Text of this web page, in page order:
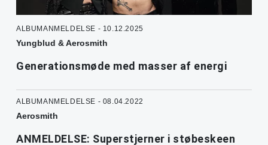
ALBUMANMELDELSE - 10.12.2025
Yungblud & Aerosmith
Generationsmøde med masser af energi
ALBUMANMELDELSE - 08.04.2022
Aerosmith
ANMELDELSE: Superstjerner i støbeskeen